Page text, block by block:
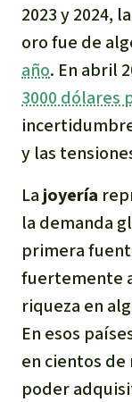
2023 y 2024,
oro fue de
año. En abril
3000 dólares
y las
La joyería
la demanda
primera
fuertemente
riqueza en
En esos
en cientos
poder